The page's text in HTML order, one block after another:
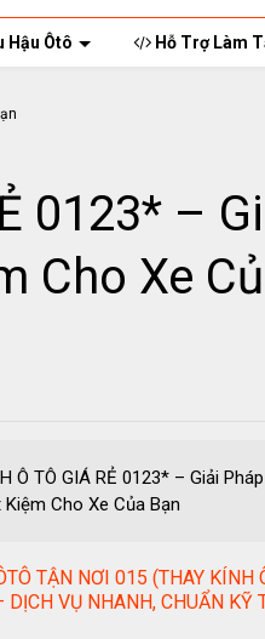
Hậu Ôtô Hỗ Trợ Làm
0123* –
Cho Xe
Ô TÔ GIÁ RẺ 0123* – Giải
Cho Xe Của Bạn
TẬN NƠI 015 (THAY KÍNH
VỤ NHANH, CHUẨN KỸ